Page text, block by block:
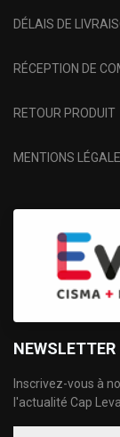
DÉLAIS DE
RÉCEPTION DE
RETOUR PRODUIT
MENTIONS
NEWSLETTER
Inscrivez-vous à
l'actualité Cap